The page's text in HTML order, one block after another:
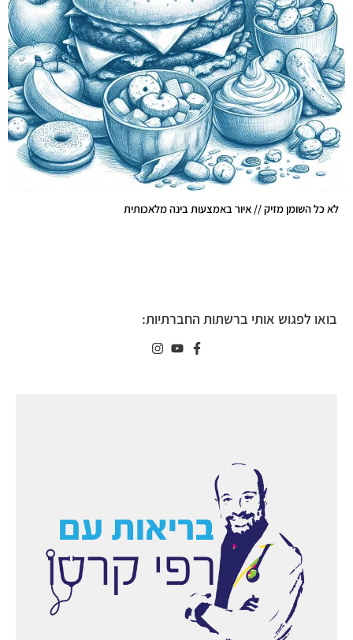
לא כל השומן מזיק // איור באמצעות בינה מלאכותית
בואו לפגוש אותי ברשתות החברתיות: